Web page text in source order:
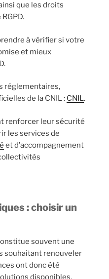
que les droits
à vérifier si votre
et mieux
réglementaires,
de la CNIL : CNIL.
renforcer leur sécurité
les services de
et d’accompagnement
: choisir un
souvent une
souhaitant renouveler
ont donc été
disponibles.